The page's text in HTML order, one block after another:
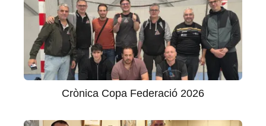
Crònica Copa Federació 2026